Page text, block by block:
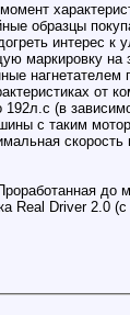
образцы
интерес к
маркировку на
нагнетателем
от
(в
с таким
до
Real Driver 2.0